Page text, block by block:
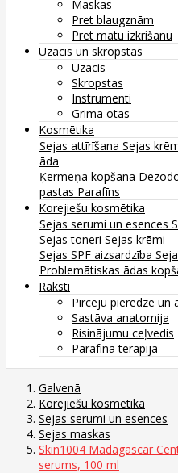
Maskas
Pret blaugznām
Pret matu izkrišanu
Uzacis un skropstas
Uzacis
Skropstas
Instrumenti
Grima otas
Kosmētika
Sejas attīrīšana Sejas
āda
Ķermeņa kopšana
pastas Parafīns
Korejiešu kosmētika
Sejas serumi un esences
Sejas toneri Sejas krēmi
Sejas SPF aizsardzība
Problemātiskas ādas
Raksti
Pircēju pieredze un
Sastāva anatomija
Risinājumu ceļvedis
Parafīna terapija
Galvenā
Korejiešu kosmētika
Sejas serumi un esences
Sejas maskas
Skin1004 Madagascar
serums, 100 ml